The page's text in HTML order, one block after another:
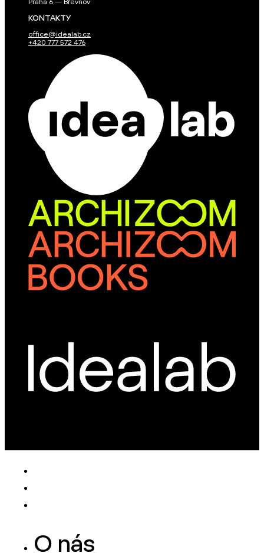
Praha 6 — Břevnov
KONTAKTY
office@idealab.cz
+420 777 572 476
O nás